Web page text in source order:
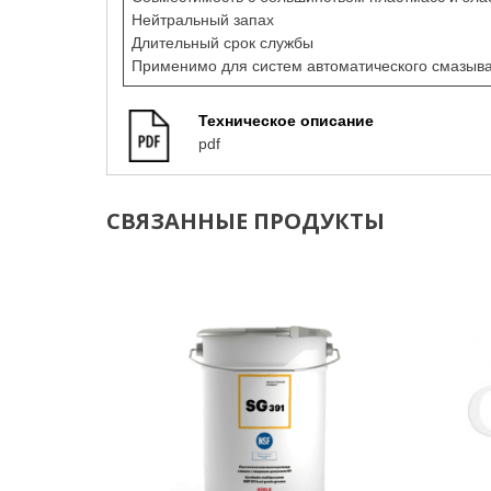
Нейтральный запах
Длительный срок службы
Применимо для систем автоматического
Техническое описание
pdf
СВЯЗАННЫЕ ПРОДУКТЫ